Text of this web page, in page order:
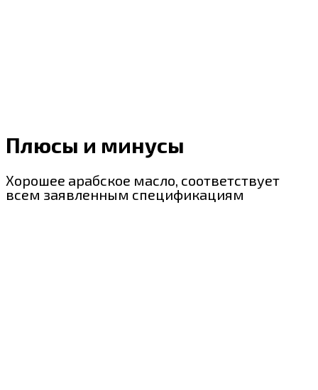
Плюсы и минусы
Хорошее арабское масло, соответствует
всем заявленным спецификациям